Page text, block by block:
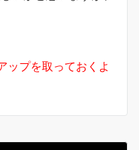
ップを取っておくよ